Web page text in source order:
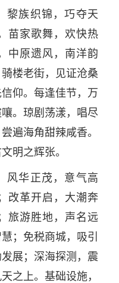
黎族织锦，巧夺天
苗家歌舞，欢快热
中原遗风，南洋韵
楼老街，见证沧桑
仰。每逢佳节，万
。琼剧荡漾，唱尽
遍海角甜辣咸香。
明之辉张。
风华正茂，意气高
改革开启，大潮奔
旅游胜地，声名远
；免税商城，吸引
展；深海探测，震
之上。基础设施，